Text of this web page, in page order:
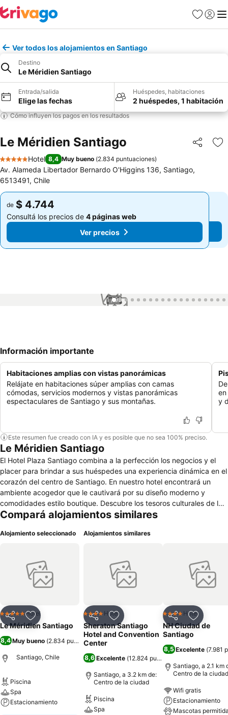
Favoritos
Iniciar
Ver todos los alojamientos en Santiago
Destino
Le Méridien Santiago
Entrada/salida
Elige las fechas
Huéspedes, habitaciones
2 huéspedes, 1 habitación
Cómo influyen los pagos en los resultados
Le Méridien Santiago Compartir
5 Estrellas
Hotel 8,4 Muy bueno (2.834 puntuaciones)
Av. Alameda Libertador Bernardo O'Higgins 136, Santiago,
6513491, Chile
de $ 4.744
Consultá los precios de 4 páginas web
Ver precios
de $ 4.744
Consultá los precios de 4 páginas web
Ver precios
1 / 99
Información importante
Habitaciones amplias con vistas panorámicas
Relájate en habitaciones súper amplias con camas
cómodas, servicios modernos y vistas panorámicas
espectaculares de Santiago y sus montañas.
y
Este resumen fue creado con IA y es posible que no sea 100% preciso.
Le Méridien Santiago
El Hotel Plaza Santiago combina a la perfección los negocios y el
placer para brindar a sus huéspedes una experiencia dinámica en el
corazón del centro de Santiago. En nuestro hotel encontrará un
ambiente acogedor que le cautivará por su diseño moderno y
comodidades estilo boutique. Descubre los tesoros culturales de la
capital chilena, como la Plaza de Armas, la Catedral, el Museo
vecindarios emblemáticos de Lastarria y Bellavista, todos muy
encuentros corporativos y sociales. Con unos 16.000 metros
cuadrados de envidiable espacio para eventos, un gimnasio de
vanguardia, una piscina en la azotea y el elegante restaurante
diseñado para optimizar la productividad y fomentar la relajación.
Ya sea que visite Santiago por negocios o placer, el Hotel Plaza
Santiago ha sido pensado para que pase una estancia inolvidable.
Compará alojamientos similares
Alojamiento seleccionado
CompartirAñadir a favoritos
5 EstrellasHotel
Le Méridien Santiago
8,4Muy bueno (2.834 puntuaciones)
Santiago, Chile
Piscina
Spa
Estacionamiento
Alojamientos similares
CompartirAñadir a favoritos
4 EstrellasHotel
Sheraton Santiago
Hotel and Convention
Center
8,6 Excelente (12.824 puntuaciones
Santiago, a 3.2 km de:
Centro de la ciudad
Piscina
Spa
CompartirAñadir
4 EstrellasHotel
NH Ciudad de
Santiago
8,5 Excelente (7.981
Santiago, a 2.1 km
Centro de la ciudad
Wifi gratis
Estacionamiento
Mascotas